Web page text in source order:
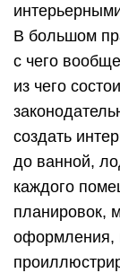
В большом
с чего
из чего
создать
до ванной,
каждого
планировок,
оформления,